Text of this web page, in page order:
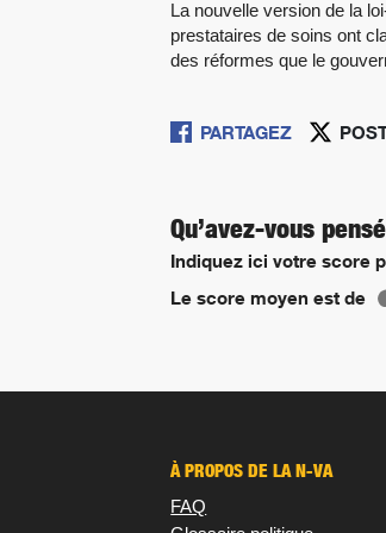
La nouvelle version de la
prestataires de soins ont
des réformes que le
PARTAGEZ
Qu’avez-vous
Indiquez ici votre score
Le score moyen est de
À PROPOS DE LA N-VA
FAQ